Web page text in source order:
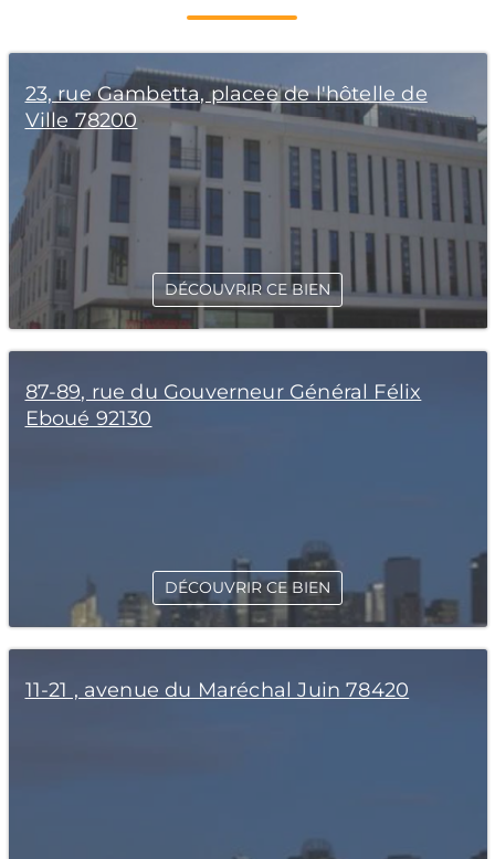
23, rue Gambetta, placee de l'hôtelle de
Ville 78200
DÉCOUVRIR CE BIEN
87-89, rue du Gouverneur Général Félix
Eboué 92130
DÉCOUVRIR CE BIEN
11-21 , avenue du Maréchal Juin 78420